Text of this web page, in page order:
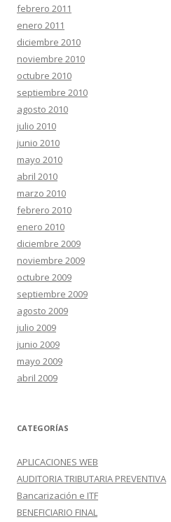
febrero 2011
enero 2011
diciembre 2010
noviembre 2010
octubre 2010
septiembre 2010
agosto 2010
julio 2010
junio 2010
mayo 2010
abril 2010
marzo 2010
febrero 2010
enero 2010
diciembre 2009
noviembre 2009
octubre 2009
septiembre 2009
agosto 2009
julio 2009
junio 2009
mayo 2009
abril 2009
CATEGORÍAS
APLICACIONES WEB
AUDITORIA TRIBUTARIA PREVENTIVA
Bancarización e ITF
BENEFICIARIO FINAL